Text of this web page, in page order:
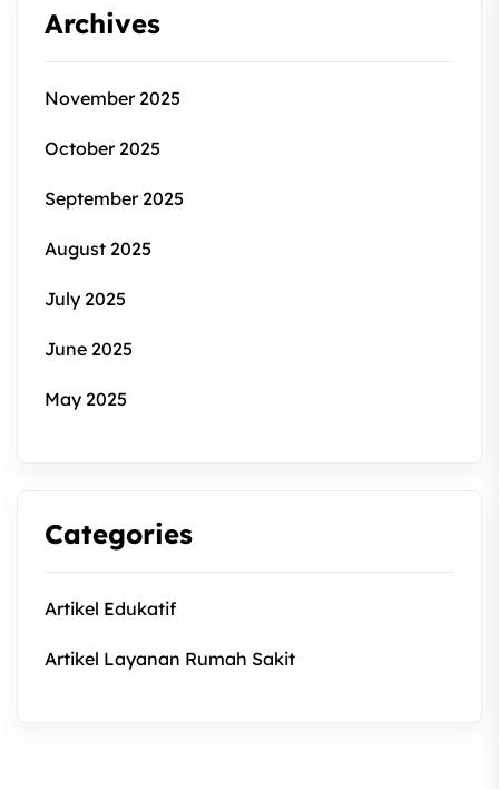
Archives
November 2025
October 2025
September 2025
August 2025
July 2025
June 2025
May 2025
Categories
Artikel Edukatif
Artikel Layanan Rumah Sakit